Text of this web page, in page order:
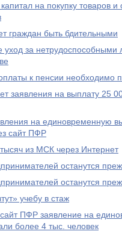
на покупку товаров
граждан быть бдительными
за
к пенсии необходимо
заявления на выплату 25
на единовременную
сайт ПФР
из МСК через Интернет
останутся
останутся
учебу в стаж
ПФР заявление на
более 4 тыс. человек